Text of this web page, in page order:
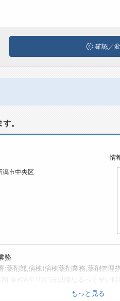
確認／
。
情
潟市中央区
務
:薬剤部,病棟(病棟薬剤業務,薬剤管理
和9年4月1日)※採用時期は相談に応じ
もっと見る